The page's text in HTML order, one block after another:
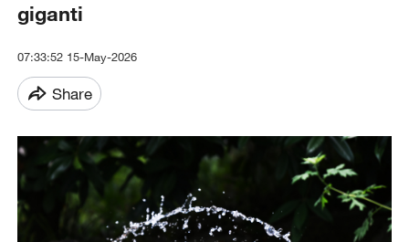
giganti
07:33:52 15-May-2026
Share